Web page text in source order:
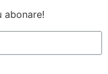
abonare!